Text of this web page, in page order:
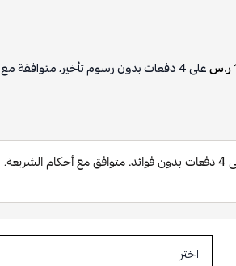
على4دفعات بدون رسوم تأخير، متوافقة مع